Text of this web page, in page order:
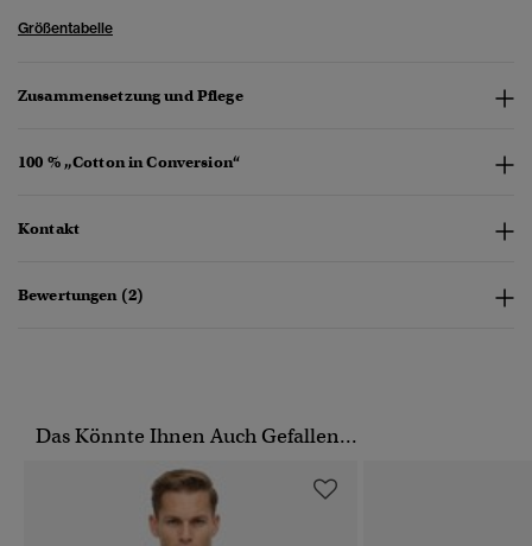
Größentabelle
Zusammensetzung und Pflege
100 % „Cotton in Conversion“
Kontakt
Bewertungen (2)
Das Könnte Ihnen Auch Gefallen...